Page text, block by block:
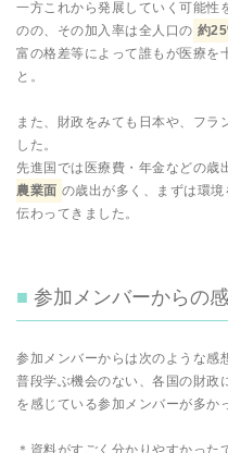
一方これから発展していく可能性
のの、その加入率は全人口の 約
富の格差等によって誰もが医療を
と。
また、財政をみても日本や、フラ
した。
先進国では医療費・年金などの歳
農業面 の歳出が多く、まずは環
伝わってきました。
参加メンバーからの
参加メンバーからは次のような感
普段学ぶ機会のない、各国の財政
を感じている参加メンバーが多か